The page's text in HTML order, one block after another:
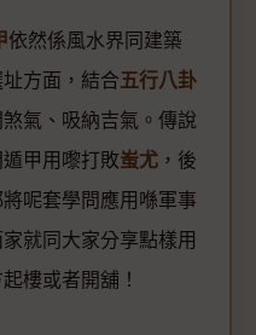
依然係風水界同建築
方面，結合五行八卦
氣、吸納吉氣。傳說
遁甲用嚟打敗蚩尤 ，後
將呢套學問應用喺軍事
就同大家分享點樣用
樓或者開舖！